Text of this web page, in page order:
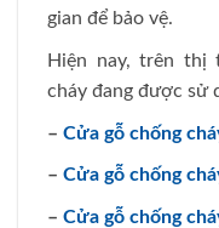
gian để bảo vệ.
Hiện nay, trên thị
cháy đang được sử
– Cửa gỗ chống
– Cửa gỗ chống
– Cửa gỗ chống